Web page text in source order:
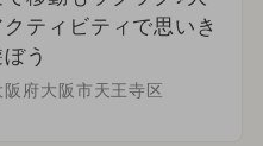
ティビティで思いき
う
阪府大阪市天王寺区